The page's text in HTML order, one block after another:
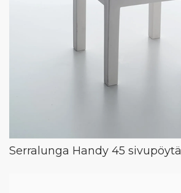
Serralunga Handy 45 sivupöytä